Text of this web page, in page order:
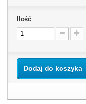
Ilość
Dodaj do koszyka